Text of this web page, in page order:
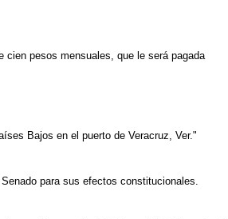
cien pesos mensuales, que le será pagada
Bajos en el puerto de Veracruz, Ver."
para sus efectos constitucionales.